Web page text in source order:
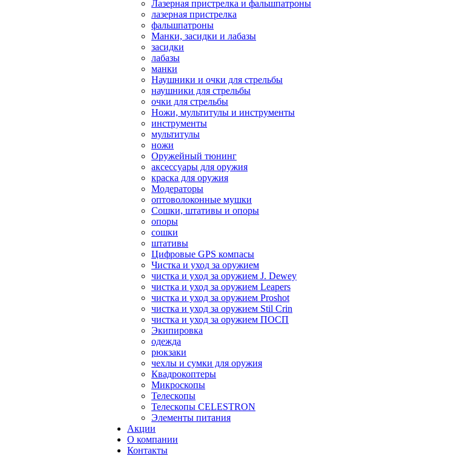
Лазерная пристрелка и фальшпатроны
лазерная пристрелка
фальшпатроны
Манки, засидки и лабазы
засидки
лабазы
манки
Наушники и очки для стрельбы
наушники для стрельбы
очки для стрельбы
Ножи, мультитулы и инструменты
инструменты
мультитулы
ножи
Оружейный тюнинг
аксессуары для оружия
краска для оружия
Модераторы
оптоволоконные мушки
Сошки, штативы и опоры
опоры
сошки
штативы
Цифровые GPS компасы
Чистка и уход за оружием
чистка и уход за оружием J. Dewey
чистка и уход за оружием Leapers
чистка и уход за оружием Proshot
чистка и уход за оружием Stil Crin
чистка и уход за оружием ПОСП
Экипировка
одежда
рюкзаки
чехлы и сумки для оружия
Квадрокоптеры
Микроскопы
Телескопы
Телескопы CELESTRON
Элементы питания
Акции
О компании
Контакты